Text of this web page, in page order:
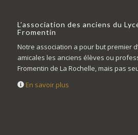
L’association des anciens du
Fromentin
Notre association a pour but premier
amicales les anciens élèves ou
Fromentin de La Rochelle, mais pas
En savoir plus